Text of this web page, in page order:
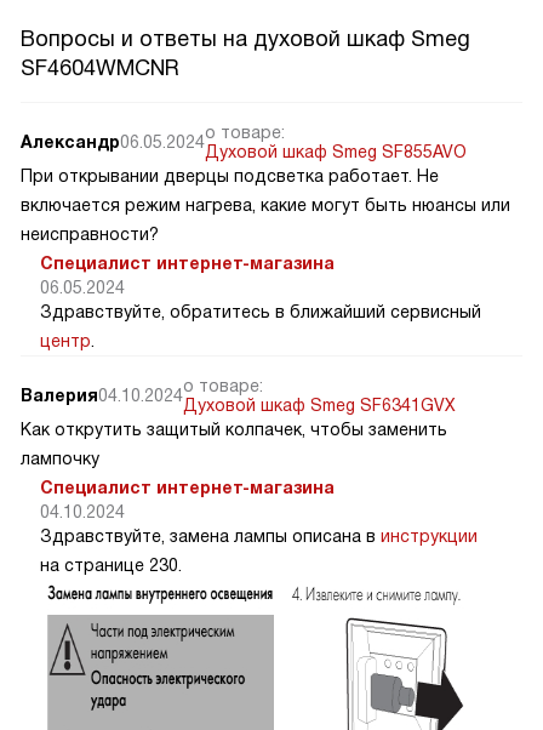
Вопросы и ответы на духовой шкаф Smeg
SF4604WMCNR
Александр06.05.2024о товаре:
Духовой шкаф Smeg SF855AVO
При открывании дверцы подсветка работает. Не
включается режим нагрева, какие могут быть нюансы или
неисправности?
Специалист интернет-магазина
06.05.2024
Здравствуйте, обратитесь в ближайший сервисный
центр.
Валерия04.10.2024о товаре:
Духовой шкаф Smeg SF6341GVX
Как открутить защитый колпачек, чтобы заменить
лампочку
Специалист интернет-магазина
04.10.2024
Здравствуйте, замена лампы описана в инструкции
на странице 230.